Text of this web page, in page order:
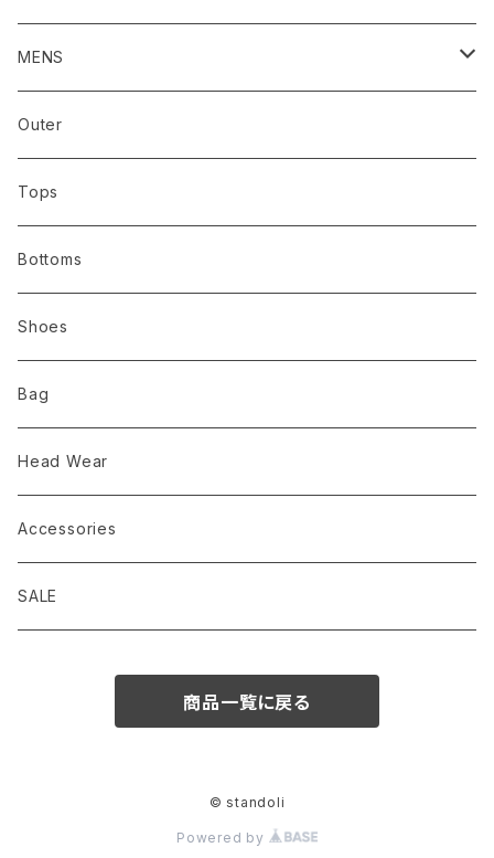
GOSSAMER GEAR/ゴッサマーギア
AXESQUIN / アクシーズクイン
abokika アボキカ
ALWEL オルウェル
Bring ブリング
comm.arch. コムアーチ
chaoras
D.M.G domingo ドミンゴ
Brocante(ブロカント） domingo
hippobloo ヒッポブルー
J&S FRANKLIN EQUIPMENT]
AXESQUIN / アクシーズクイン
Bring
chaoras
HOUDINI
GOSSAMER GEAR
Nruc
Mountain Johnny
PAPERSKY WEAR
ULSUS ウルサス
アウター
トップス
ボトムス
シューズ
バッグ
服飾雑貨
MENS
アウター
トップス
ボトムス
シューズ
バッグ
服飾雑貨
Outer
Tops
Bottoms
Shoes
Bag
Head Wear
Accessories
SALE
商品一覧に戻る
© standoli
Powered by